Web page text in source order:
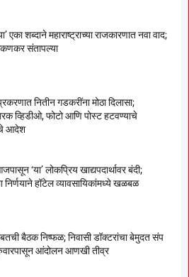
एका शब्दाने महाराष्ट्राच्या राजकारणात नवा वाद;
संतापल्या
नितीन गडकरींना मोठा दिलासा;
व्हिडीओ, फोटो आणि पोस्ट हटवण्याचे
आदेश
‘या’ लोकप्रिय खाद्यपदार्थावर बंदी;
निर्णयाने हॉटेल व्यावसायिकांमध्ये खळबळ
बैठक निष्फळ; निवासी डॉक्टरांचा बेमुदत संप
आंदोलन आणखी तीव्र